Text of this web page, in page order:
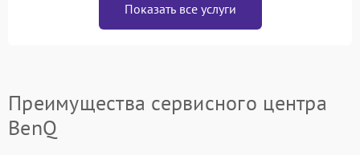
Показать все услуги
Преимущества сервисного центра
BenQ